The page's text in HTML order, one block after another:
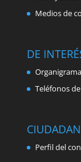
Medios de
DE
Teléfonos
Perfil del